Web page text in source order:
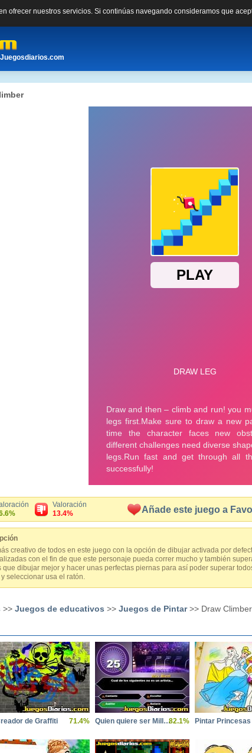
ofrecer nuestros servicios. Si continúas navegando consideramos que
Valoración
13.4%
Añade este juego a
creativo de todos en este juego con la opción de dibujar activada por
con el fin de que este personaje pueda correr mucho y también
que dibujar mejor y hacer unas perfectas piernas para así poder superar
seleccionar usa el ratón.
>> Juegos de educativos >> Juegos de Pintar>> Draw Climber
de Graffiti 71.4% Quien quiere ser Millonario82.1% Pintar Princesas